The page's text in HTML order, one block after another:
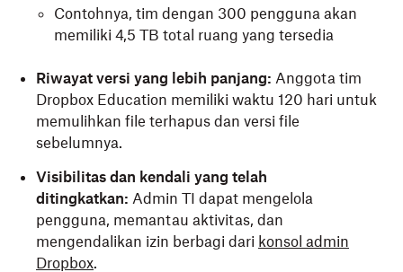
Contohnya, tim dengan 300 pengguna akan
memiliki 4,5 TB total ruang yang tersedia
Riwayat versi yang lebih panjang: Anggota tim
Dropbox Education memiliki waktu 120 hari untuk
memulihkan file terhapus dan versi file
sebelumnya.
Visibilitas dan kendali yang telah
ditingkatkan: Admin TI dapat mengelola
pengguna, memantau aktivitas, dan
mengendalikan izin berbagi dari konsol admin
Dropbox.